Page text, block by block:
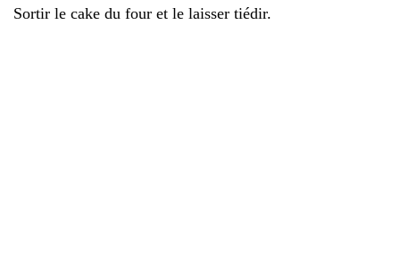
Sortir le cake du four et le laisser tiédir.